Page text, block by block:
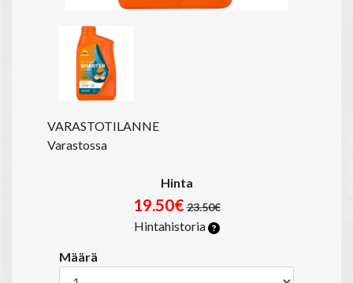
VARASTOTILANNE
Varastossa
Hinta
19.50€ 23.50€
Hintahistoria
Määrä